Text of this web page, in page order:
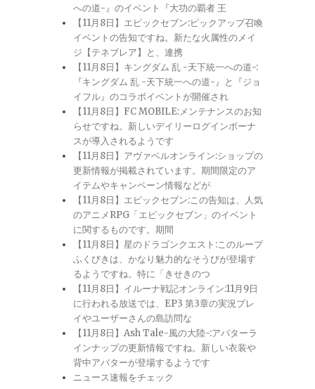
への道-』のイベント『大功の覇者 王
【11月8日】エピックセブン:ピックアップ召喚
イベントの告知ですね。新たな火属性のメイ
ジ【テネブレア】と、連携
【11月8日】キングダム 乱 -天下統一への道-:
『キングダム 乱 -天下統一への道-』と『ジョ
イフル』のコラボイベントが開催され
【11月8日】FC MOBILE:メンテナンスのお知
らせですね。新しいデイリーログインボーナ
スが導入されるようです
【11月8日】アヴァベルオンライン:ショップの
更新情報が掲載されています。期間限定のア
イテムやキャンペーン情報などが
【11月8日】エピックセブン:この告知は、人気
のアニメRPG「エピックセブン」のイベント
に関するものです。期間
【11月8日】星のドラゴンクエスト:このループ
ふくびきは、かなり魅力的なそうびが登場す
るようですね。特に「きせきのつ
【11月8日】イルーナ戦記オンライン:11月9日
に行われる放送では、EP3 第3章の実況プレ
イやユーザーさんの島訪問な
【11月8日】Ash Tale-風の大陸-:アバターラ
インナップの更新情報ですね。新しい衣装や
背中アバターが登場するようです
ニュース速報をチェック